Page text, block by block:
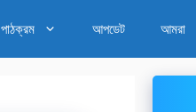
পাঠক্রম আপডেট আমরা